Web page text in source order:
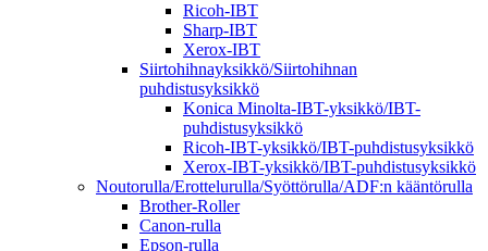
Ricoh-IBT
Sharp-IBT
Xerox-IBT
Siirtohihnayksikkö/Siirtohihnan
puhdistusyksikkö
Konica Minolta-IBT-yksikkö/IBT-
puhdistusyksikkö
Ricoh-IBT-yksikkö/IBT-puhdistusyksikkö
Xerox-IBT-yksikkö/IBT-puhdistusyksikkö
Noutorulla/Erottelurulla/Syöttörulla/ADF:n kääntörulla
Brother-Roller
Canon-rulla
Epson-rulla